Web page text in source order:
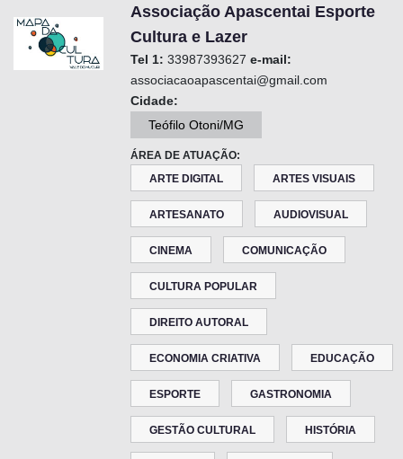
Associação Apascentai Esporte
Cultura e Lazer
Tel 1: 33987393627 e-mail:
associacaoapascentai@gmail.com
Cidade:
Teófilo Otoni/MG
ÁREA DE ATUAÇÃO:
ARTE DIGITAL
ARTES VISUAIS
ARTESANATO AUDIOVISUAL
CINEMA COMUNICAÇÃO
CULTURA POPULAR
DIREITO AUTORAL
ECONOMIA CRIATIVA EDUCAÇÃO
ESPORTE GASTRONOMIA
GESTÃO CULTURAL HISTÓRIA